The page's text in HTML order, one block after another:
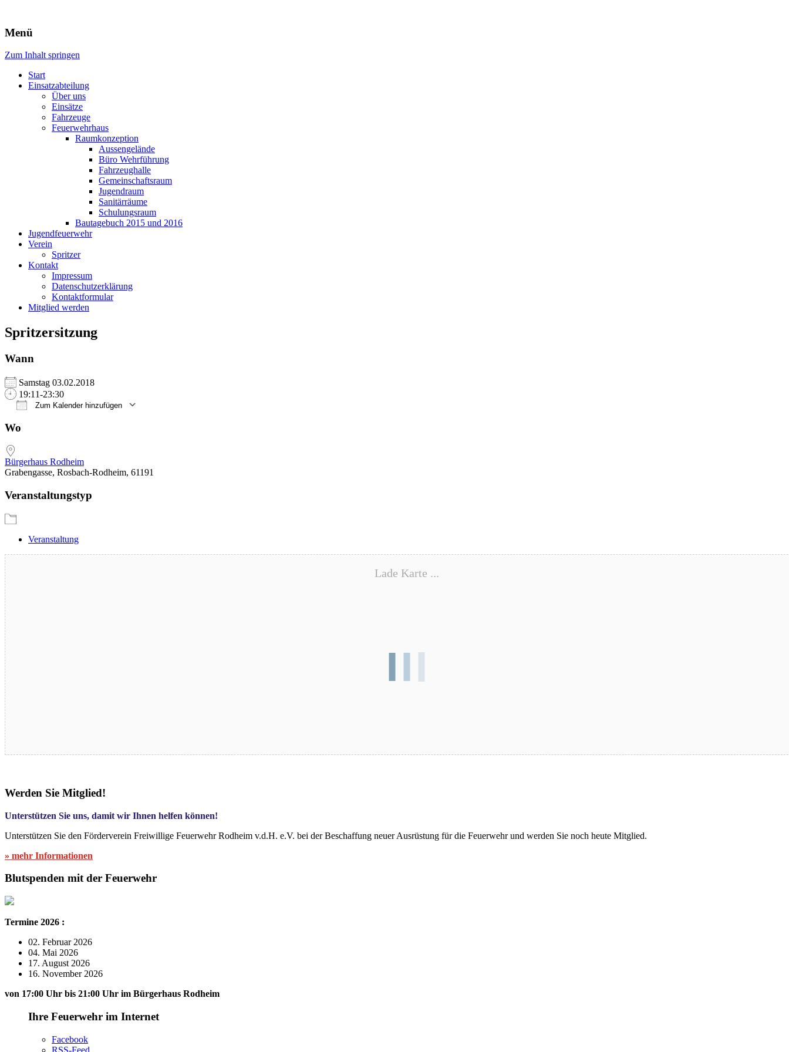
Freiwillige Feuerwehr Rodheim v.d.H.
Menü
Zum Inhalt springen
Start
Einsatzabteilung
Über uns
Einsätze
Fahrzeuge
Feuerwehrhaus
Raumkonzeption
Aussengelände
Büro Wehrführung
Fahrzeughalle
Gemeinschaftsraum
Jugendraum
Sanitärräume
Schulungsraum
Bautagebuch 2015 und 2016
Jugendfeuerwehr
Verein
Spritzer
Kontakt
Impressum
Datenschutzerklärung
Kontaktformular
Mitglied werden
Spritzersitzung
Wann
Samstag 03.02.2018
19:11-23:30
Zum Kalender hinzufügen
Wo
Bürgerhaus Rodheim
Grabengasse, Rosbach-Rodheim, 61191
Veranstaltungstyp
Veranstaltung
Lade Karte ...
Blutspende – 17.08.2026
Werden Sie Mitglied!
Unterstützen Sie uns, damit wir Ihnen helfen können!
Unterstützen Sie den Förderverein Freiwillige Feuerwehr Rodheim v.d.H. e.V. bei der Beschaffung neuer Ausrüstung für die Feuerwehr und werden Sie noch heute Mitglied.
» mehr Informationen
Blutspenden mit der Feuerwehr
Termine 2026 :
02. Februar 2026
04. Mai 2026
17. August 2026
16. November 2026
von 17:00 Uhr bis 21:00 Uhr im Bürgerhaus Rodheim
Ihre Feuerwehr im Internet
Facebook
RSS-Feed